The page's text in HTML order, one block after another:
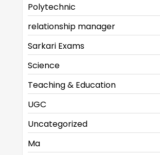
Polytechnic
relationship manager
Sarkari Exams
Science
Teaching & Education
UGC
Uncategorized
Ma